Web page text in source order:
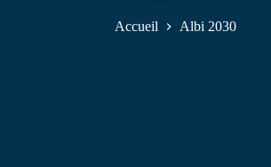
Accueil Albi 2030